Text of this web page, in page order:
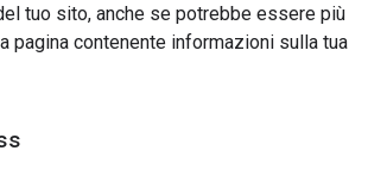
tuo sito, anche se potrebbe essere più
pagina contenente informazioni sulla tua